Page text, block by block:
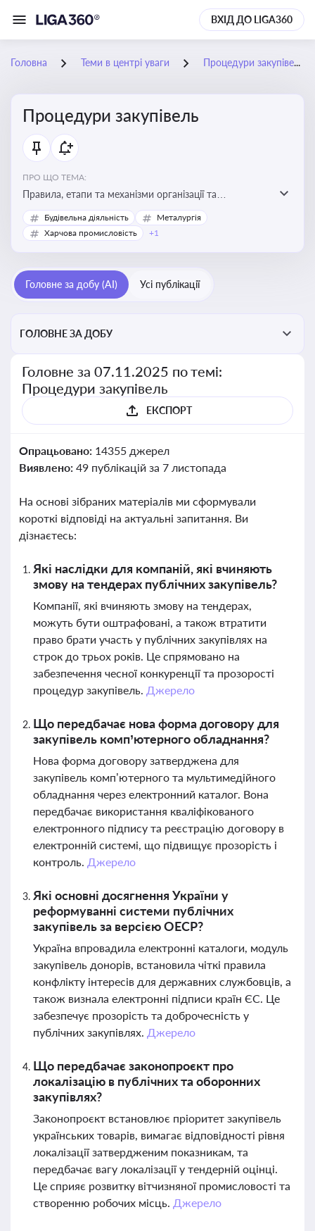
ВХІД ДО LIGA360
Головна Теми в центрі уваги Процедури закупівель
Процедури закупівель
ПРО ЩО ТЕМА:
Правила, етапи та механізми організації та
проведення закупівель товарів, робіт та послуг за
державні чи публічні кошти
Будівельна діяльність
Металургія
Харчова промисловість
+1
Головне за добу (AI) Усі публікації
ГОЛОВНЕ ЗА ДОБУ
Головне за 07.11.2025 по темі:
Процедури закупівель
ЕКСПОРТ
Опрацьовано: 14355 джерел
Виявлено: 49 публікацій за 7 листопада
На основі зібраних матеріалів ми сформували
короткі відповіді на актуальні запитання. Ви
дізнаєтесь:
Які наслідки для компаній, які вчиняють
змову на тендерах публічних закупівель?
Компанії, які вчиняють змову на тендерах,
можуть бути оштрафовані, а також втратити
право брати участь у публічних закупівлях на
строк до трьох років. Це спрямовано на
забезпечення чесної конкуренції та прозорості
процедур закупівель. Джерело
Що передбачає нова форма договору для
закупівель комп’ютерного обладнання?
Нова форма договору затверджена для
закупівель комп’ютерного та мультимедійного
обладнання через електронний каталог. Вона
передбачає використання кваліфікованого
електронного підпису та реєстрацію договору в
електронній системі, що підвищує прозорість і
контроль. Джерело
Які основні досягнення України у
реформуванні системи публічних
закупівель за версією ОЕСР?
Україна впровадила електронні каталоги, модуль
закупівель донорів, встановила чіткі правила
конфлікту інтересів для державних службовців, а
також визнала електронні підписи країн ЄС. Це
забезпечує прозорість та доброчесність у
публічних закупівлях. Джерело
Що передбачає законопроєкт про
локалізацію в публічних та оборонних
закупівлях?
Законопроєкт встановлює пріоритет закупівель
українських товарів, вимагає відповідності рівня
локалізації затвердженим показникам, та
передбачає вагу локалізації у тендерній оцінці.
Це сприяє розвитку вітчизняної промисловості та
створенню робочих місць. Джерело